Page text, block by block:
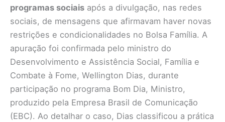
programas sociais após a divulgação, nas redes
sociais, de mensagens que afirmavam haver novas
restrições e condicionalidades no Bolsa Família. A
apuração foi confirmada pelo ministro do
Desenvolvimento e Assistência Social, Família e
Combate à Fome, Wellington Dias, durante
participação no programa Bom Dia, Ministro,
produzido pela Empresa Brasil de Comunicação
(EBC). Ao detalhar o caso, Dias classificou a prática